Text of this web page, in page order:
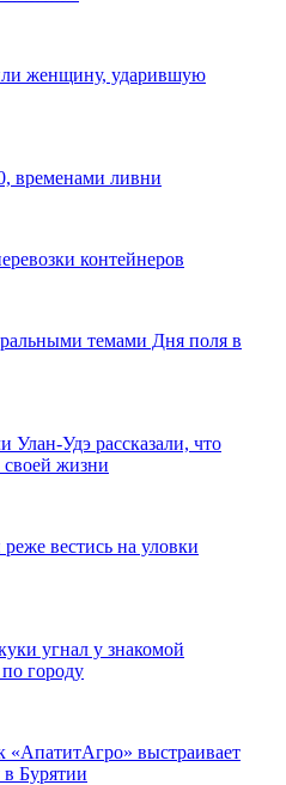
женщину, ударившую
временами ливни
контейнеров
темами Дня поля в
Улан-Удэ рассказали, что
жизни
вестись на уловки
угнал у знакомой
городу
«АпатитАгро» выстраивает
Бурятии